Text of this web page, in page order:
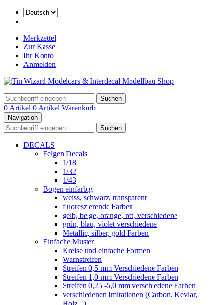
Merkzettel
Zur Kasse
Ihr Konto
Anmelden
Suchen
0 Artikel 0 Artikel Warenkorb
Navigation
Suchen
DECALS
Felgen Decals
1/18
1/32
1/43
Bogen einfarbig
weiss, schwarz, transparent
fluoreszierende Farben
gelb, beige, orange, rot, verschiedene
grün, blau, violet verschiedene
Metallic, silber, gold Farben
Einfache Muster
Kreise und einfache Formen
Warnstreifen
Streifen 0,5 mm Verschiedene Farben
Streifen 1,0 mm Verschiedene Farben
Streifen 0,25 -5,0 mm verschiedene Farben
verschiedenen Imitationen (Carbon, Kevlar,
Holz...)